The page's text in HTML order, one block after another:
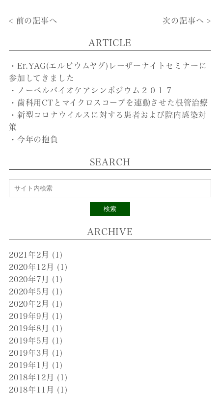
< 前の記事へ 次の記事へ >
ARTICLE
・Er.YAG(エルビウムヤグ)レーザーナイトセミナーに
参加してきました
・ノーベルバイオケアシンポジウム２０１７
・歯科用CTとマイクロスコープを連動させた根管治療
・新型コロナウイルスに対する患者および院内感染対
策
・今年の抱負
SEARCH
検索
ARCHIVE
2021年2月 (1)
2020年12月 (1)
2020年7月 (1)
2020年5月 (1)
2020年2月 (1)
2019年9月 (1)
2019年8月 (1)
2019年5月 (1)
2019年3月 (1)
2019年1月 (1)
2018年12月 (1)
2018年11月 (1)